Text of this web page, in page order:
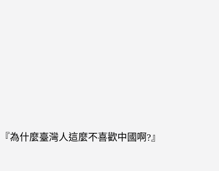
『為什麼臺灣人這麼不喜歡中國啊?』